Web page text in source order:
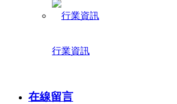
行業資訊
在線留言